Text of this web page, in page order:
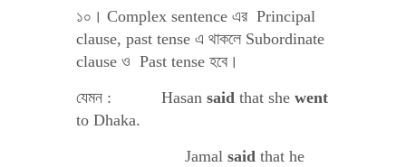
১০। Complex sentence এর Principal
clause, past tense এ থাকলে Subordinate
clause ও Past tense হবে।
যেমন : Hasan said that she went
to Dhaka.
Jamal said that he